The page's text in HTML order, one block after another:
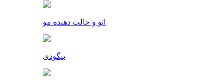
اتو و حالت دهنده مو
بیگودی